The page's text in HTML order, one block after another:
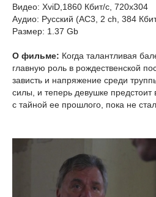
Видео: XviD,1860 Кбит/с, 720x304
Аудио: Русский (AC3, 2 ch, 384
Размер: 1.37 Gb
О фильме: Когда талантливая
главную роль в рождественской
зависть и напряжение среди
силы, и теперь девушке предстоит
с тайной ее прошлого, пока не